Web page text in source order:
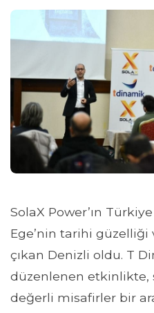
SolaX Power’ın
Ege’nin tarihi
çıkan Denizli oldu. T
düzenlenen etkinlikte,
değerli misafirler bir